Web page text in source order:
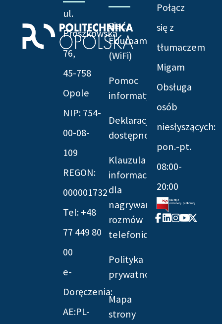
ul.
Prószkowska
76,
45-758
Opole
NIP: 754-
00-08-
109
REGON:
000001732
Tel: +48
77 449 80
00
e-
Doręczenia:
AE:PL-
Sieć
Eduroam
(WiFi)
Pomoc
informatyczna
Deklaracja
dostępności
Klauzula
informacyjna
dla
nagrywania
rozmów
telefonicznych
Polityka
prywatności
Mapa
strony
Połącz
się z
tłumaczem
Migam
Obsługa
osób
niesłyszących:
pon.-pt.
08:00-
20:00
Facebook-
f
Linkedin
Instagram
Youtube
X-
twitter